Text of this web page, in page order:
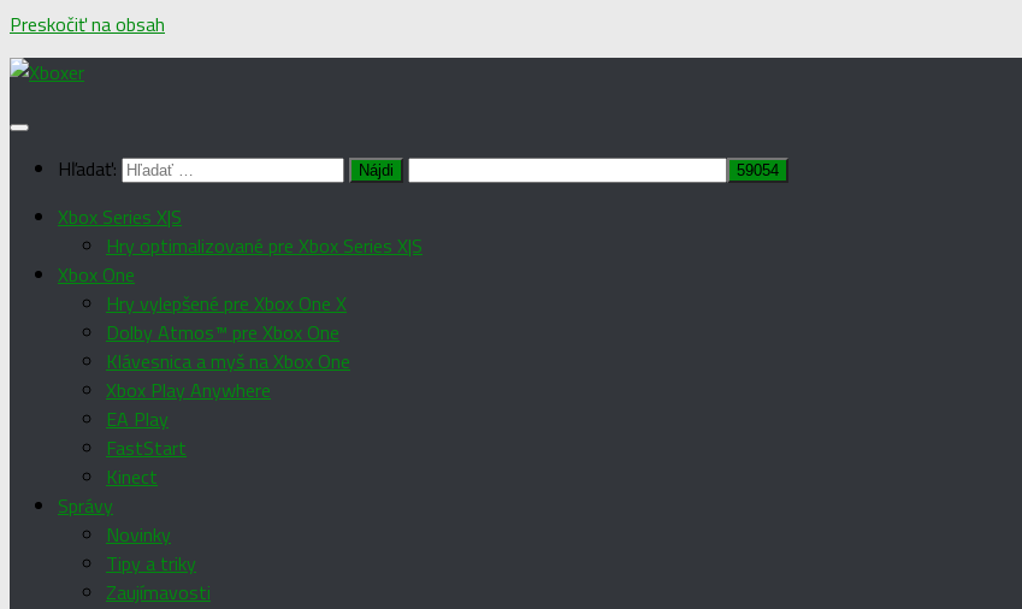
Preskočiť na obsah
Hľadať:
Xbox Series X|S
Hry optimalizované pre Xbox Series X|S
Xbox One
Hry vylepšené pre Xbox One X
Dolby Atmos™ pre Xbox One
Klávesnica a myš na Xbox One
Xbox Play Anywhere
EA Play
FastStart
Kinect
Správy
Novinky
Tipy a triky
Zaujímavosti